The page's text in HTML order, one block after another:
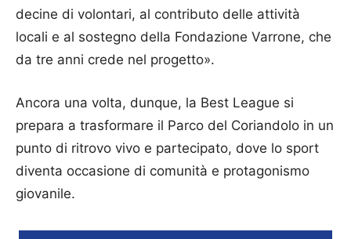
decine di volontari, al contributo delle attività
locali e al sostegno della Fondazione Varrone, che
da tre anni crede nel progetto».
Ancora una volta, dunque, la Best League si
prepara a trasformare il Parco del Coriandolo in un
punto di ritrovo vivo e partecipato, dove lo sport
diventa occasione di comunità e protagonismo
giovanile.